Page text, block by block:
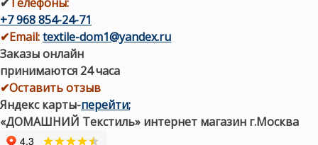
+7 968 854-24-71
✔Email:textile-dom1@yandex.ru
Заказы онлайн
принимаются 24 часа
✔Оставить отзыв
Яндекс карты-перейти;
«ДОМАШНИЙ Текстиль» интернет магазин г.Москва